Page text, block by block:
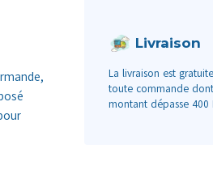
Livraison
La livraison est
toute commande
montant dépasse 400